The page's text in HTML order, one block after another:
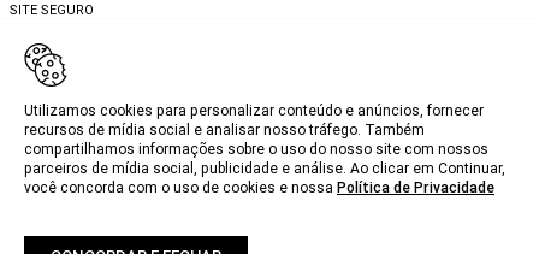
Utilizamos cookies para personalizar conteúdo e anúncios, fornecer
recursos de mídia social e analisar nosso tráfego. Também
compartilhamos informações sobre o uso do nosso site com nossos
parceiros de mídia social, publicidade e análise. Ao clicar em Continuar,
você concorda com o uso de cookies e nossa Política de Privacidade
SITE SEGURO
@2025, MyBasic.com.br.
CNPJ. 15.242.804/0001-74 Rua Groenlândia, 1446 - Jardim América, São Paulo -
vetada a sua reprodução, total ou parcial.